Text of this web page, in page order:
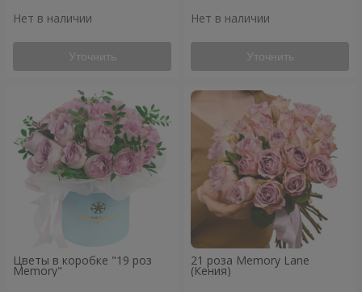
Нет в наличии
Уточнить
Нет в наличии
Уточнить
Цветы в коробке "19 роз
Memory"
21 роза Memory Lane
(Кения)